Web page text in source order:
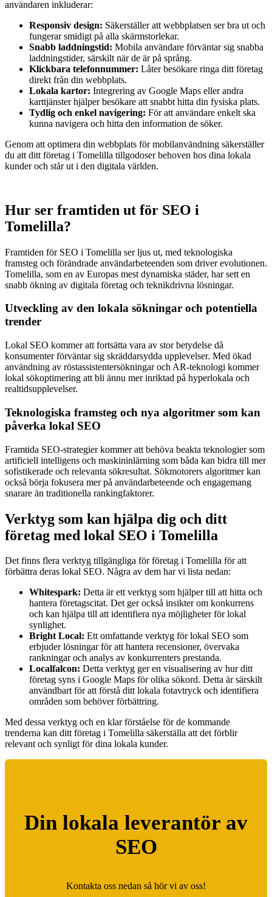
användaren inkluderar:
Responsiv design: Säkerställer att webbplatsen ser bra ut och
fungerar smidigt på alla skärmstorlekar.
Snabb laddningstid: Mobila användare förväntar sig snabba
laddningstider, särskilt när de är på språng.
Klickbara telefonnummer: Låter besökare ringa ditt företag
direkt från din webbplats.
Lokala kartor: Integrering av Google Maps eller andra
karttjänster hjälper besökare att snabbt hitta din fysiska plats.
Tydlig och enkel navigering: För att användare enkelt ska
kunna navigera och hitta den information de söker.
Genom att optimera din webbplats för mobilanvändning säkerställer
du att ditt företag i Tomelilla tillgodoser behoven hos dina lokala
kunder och står ut i den digitala världen.
Hur ser framtiden ut för SEO i
Tomelilla?
Framtiden för SEO i Tomelilla ser ljus ut, med teknologiska
framsteg och förändrade användarbeteenden som driver evolutionen.
Tomelilla, som en av Europas mest dynamiska städer, har sett en
snabb ökning av digitala företag och teknikdrivna lösningar.
Utveckling av den lokala sökningar och potentiella
trender
Lokal SEO kommer att fortsätta vara av stor betydelse då
konsumenter förväntar sig skräddarsydda upplevelser. Med ökad
användning av röstassistentersökningar och AR-teknologi kommer
lokal sökoptimering att bli ännu mer inriktad på hyperlokala och
realtidsupplevelser.
Teknologiska framsteg och nya algoritmer som kan
påverka lokal SEO
Framtida SEO-strategier kommer att behöva beakta teknologier som
artificiell intelligens och maskininlärning som båda kan bidra till mer
sofistikerade och relevanta sökresultat. Sökmotorers algoritmer kan
också börja fokusera mer på användarbeteende och engagemang
snarare än traditionella rankingfaktorer.
Verktyg som kan hjälpa dig och ditt
företag med lokal SEO i Tomelilla
Det finns flera verktyg tillgängliga för företag i Tomelilla för att
förbättra deras lokal SEO. Några av dem har vi lista nedan:
Whitespark: Detta är ett verktyg som hjälper till att hitta och
hantera företagscitat. Det ger också insikter om konkurrens
och kan hjälpa till att identifiera nya möjligheter för lokal
synlighet.
Bright Local: Ett omfattande verktyg för lokal SEO som
erbjuder lösningar för att hantera recensioner, övervaka
rankningar och analys av konkurrenters prestanda.
Localfalcon: Detta verktyg ger en visualisering av hur ditt
företag syns i Google Maps för olika sökord. Detta är särskilt
användbart för att förstå ditt lokala fotavtryck och identifiera
områden som behöver förbättring.
Med dessa verktyg och en klar förståelse för de kommande
trenderna kan ditt företag i Tomelilla säkerställa att det förblir
relevant och synligt för dina lokala kunder.
Din lokala leverantör av
SEO
Kontakta oss nedan så hör vi av oss!